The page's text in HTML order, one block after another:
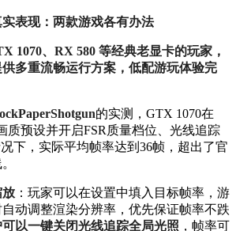
表现：两款游戏各有办法
1070、RX 580 等经典老显卡的玩家，
供多重流畅运行方案，低配游玩体验完
的实测，GTX 1070在
质预设并开启FSR质量档位、光线追踪
下，实际平均帧率达到36帧，超出了官
放 ：玩家可以在设置中填入目标帧率，游
动调整渲染分辨率，优先保证帧率不跌
以一键关闭光线追踪全局光照 ，帧率可